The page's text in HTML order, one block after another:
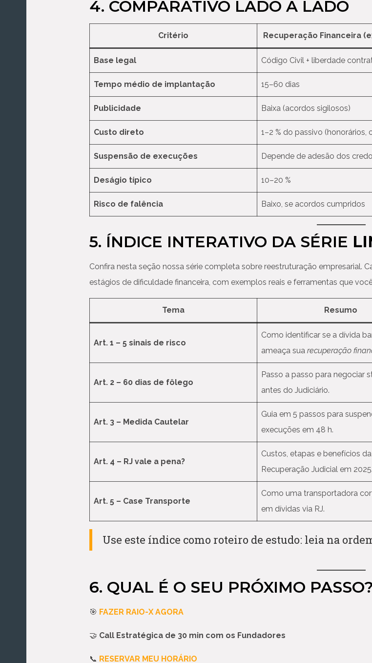
4. COMPARATIVO LADO A LADO
Critério Recuperação Financeira
Base legal Código Civil + liberdade
Tempo médio de implantação 15–60 dias
Publicidade Baixa (acordos sigilosos)
Custo direto 1–2 % do passivo (honorários,
Suspensão de execuções Depende de adesão dos
Deságio típico 10–20 %
Risco de falência Baixo, se acordos cumpridos
5. ÍNDICE INTERATIVO DA SÉRIE
Confira nesta seção nossa série completa sobre reestruturação empresarial.
estágios de dificuldade financeira, com exemplos reais e ferramentas que
Tema Resumo
Art. 1 – 5 sinais de risco
Como identificar se a dívida
ameaça sua recuperação
Art. 2 – 60 dias de fôlego
Passo a passo para negociar
antes do Judiciário.
Art. 3 – Medida Cautelar
Guia em 5 passos para
execuções em 48 h.
Art. 4 – RJ vale a pena?
Custos, etapas e benefícios da
Recuperação Judicial em 2025.
Art. 5 – Case Transporte
Como uma transportadora
em dívidas via RJ.
Use este índice como roteiro de estudo: leia na
6. QUAL É O SEU PRÓXIMO PASSO?
🎯 FAZER RAIO-X AGORA
🤝 Call Estratégica de 30 min com os Fundadores
📞 RESERVAR MEU HORÁRIO